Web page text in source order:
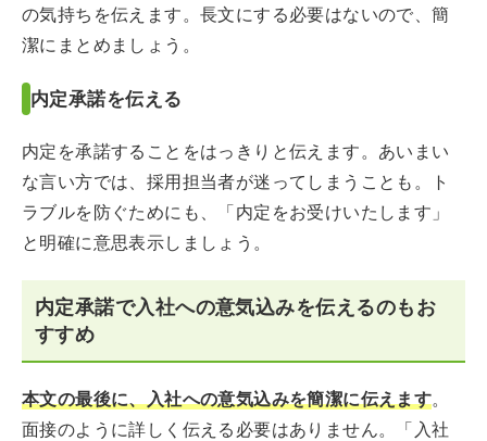
の気持ちを伝えます。長文にする必要はないので、簡
潔にまとめましょう。
内定承諾を伝える
内定を承諾することをはっきりと伝えます。あいまい
な言い方では、採用担当者が迷ってしまうことも。ト
ラブルを防ぐためにも、「内定をお受けいたします」
と明確に意思表示しましょう。
内定承諾で入社への意気込みを伝えるのもお
すすめ
本文の最後に、入社への意気込みを簡潔に伝えます。
面接のように詳しく伝える必要はありません。「入社